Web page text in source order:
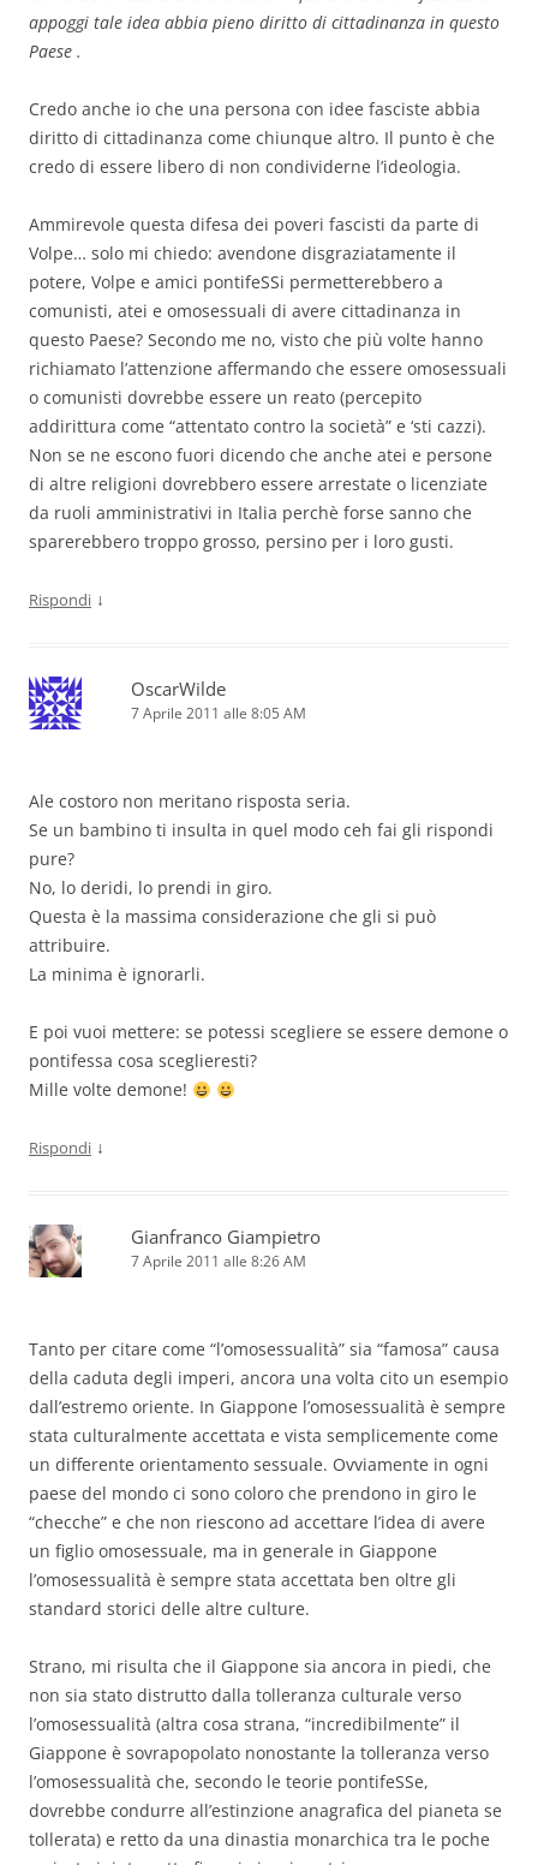
appoggi tale idea abbia pieno diritto di cittadinanza in questo
Paese .
Credo anche io che una persona con idee fasciste abbia
diritto di cittadinanza come chiunque altro. Il punto è che
credo di essere libero di non condividerne l’ideologia.
Ammirevole questa difesa dei poveri fascisti da parte di
Volpe… solo mi chiedo: avendone disgraziatamente il
potere, Volpe e amici pontifeSSi permetterebbero a
comunisti, atei e omosessuali di avere cittadinanza in
questo Paese? Secondo me no, visto che più volte hanno
richiamato l’attenzione affermando che essere omosessuali
o comunisti dovrebbe essere un reato (percepito
addirittura come “attentato contro la società” e ‘sti cazzi).
Non se ne escono fuori dicendo che anche atei e persone
di altre religioni dovrebbero essere arrestate o licenziate
da ruoli amministrativi in Italia perchè forse sanno che
sparerebbero troppo grosso, persino per i loro gusti.
Rispondi ↓
OscarWilde
7 Aprile 2011 alle 8:05 AM
Ale costoro non meritano risposta seria.
Se un bambino ti insulta in quel modo ceh fai gli rispondi
pure?
No, lo deridi, lo prendi in giro.
Questa è la massima considerazione che gli si può
attribuire.
La minima è ignorarli.
E poi vuoi mettere: se potessi scegliere se essere demone o
pontifessa cosa sceglieresti?
Mille volte demone!
Rispondi ↓
Gianfranco Giampietro
7 Aprile 2011 alle 8:26 AM
Tanto per citare come “l’omosessualità” sia “famosa” causa
della caduta degli imperi, ancora una volta cito un esempio
dall’estremo oriente. In Giappone l’omosessualità è sempre
stata culturalmente accettata e vista semplicemente come
un differente orientamento sessuale. Ovviamente in ogni
paese del mondo ci sono coloro che prendono in giro le
“checche” e che non riescono ad accettare l’idea di avere
un figlio omosessuale, ma in generale in Giappone
l’omosessualità è sempre stata accettata ben oltre gli
standard storici delle altre culture.
Strano, mi risulta che il Giappone sia ancora in piedi, che
non sia stato distrutto dalla tolleranza culturale verso
l’omosessualità (altra cosa strana, “incredibilmente” il
Giappone è sovrapopolato nonostante la tolleranza verso
l’omosessualità che, secondo le teorie pontifeSSe,
dovrebbe condurre all’estinzione anagrafica del pianeta se
tollerata) e retto da una dinastia monarchica tra le poche